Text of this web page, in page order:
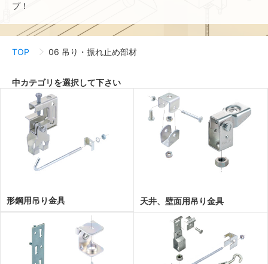
プ！
TOP 06 吊り・振れ止め部材
中カテゴリを選択して下さい
形鋼用吊り金具 天井、壁面用吊り金具